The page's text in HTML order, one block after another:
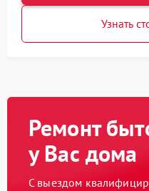
Узнать
Ремонт
у Вас дома
С выездом